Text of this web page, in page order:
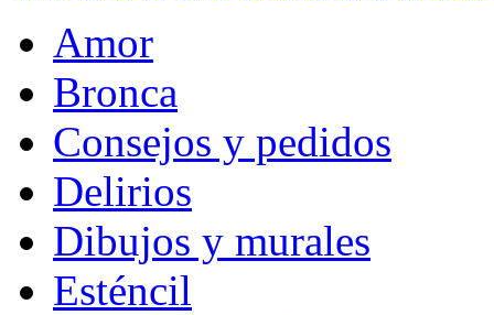
Amor
Bronca
Consejos y pedidos
Delirios
Dibujos y murales
Esténcil